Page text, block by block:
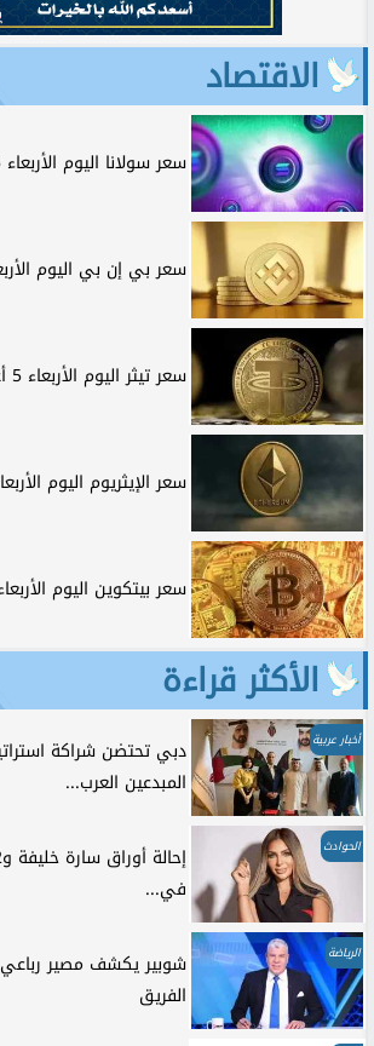
الاقتصاد
سعر سولانا اليوم الأربعاء 5 أغسطس 2026
سعر بي إن بي اليوم الأربعاء 5
سعر تيثر اليوم الأربعاء 5 أغسطس 2026
سعر الإيثريوم اليوم الأربعاء 5 أغسطس
سعر بيتكوين اليوم الأربعاء 5 أغسطس
الأكثر قراءة
أخبار عربية
دبي تحتضن شراكة
المبدعين العرب...
الحوادث
في...
الرياضة
شوبير يكشف مصير رباعي
الفريق